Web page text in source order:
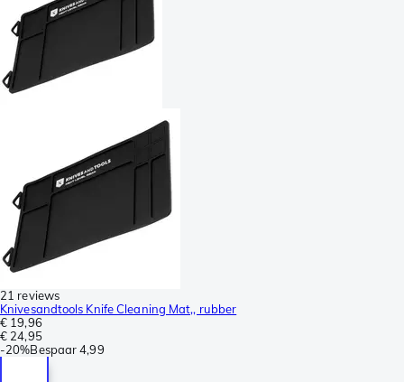
21 reviews
Knivesandtools Knife Cleaning Mat,, rubber
€ 19,96
€ 24,95
-20%Bespaar 4,99